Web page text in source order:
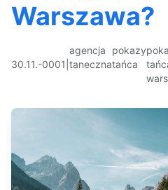
Warszawa?
30.11.-0001
agencja
taneczna
pokazy
tańca